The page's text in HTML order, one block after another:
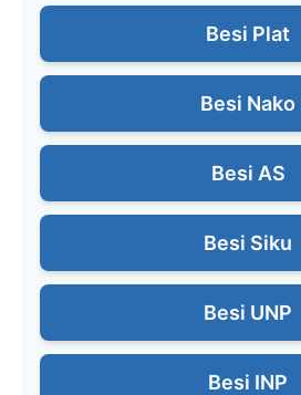
Besi Plat
Besi Nako
Besi AS
Besi Siku
Besi UNP
Besi INP